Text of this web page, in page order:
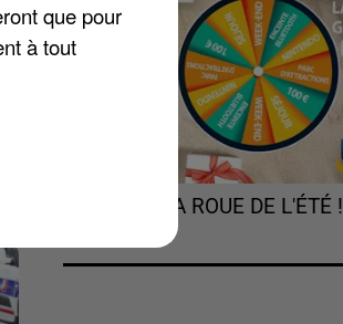
TOURNEZ LA ROUE DE L'ÉTÉ !
que pour
à tout